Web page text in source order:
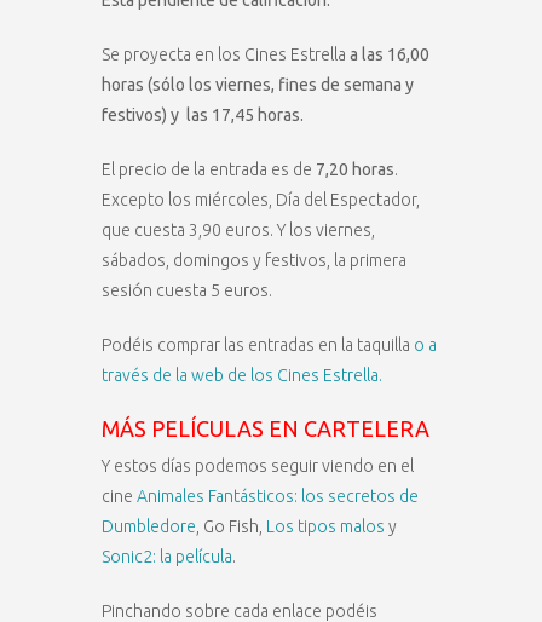
Se proyecta en los Cines Estrella a las 16,00
horas (sólo los viernes, fines de semana y
festivos) y las 17,45 horas.
El precio de la entrada es de 7,20 horas.
Excepto los miércoles, Día del Espectador,
que cuesta 3,90 euros. Y los viernes,
sábados, domingos y festivos, la primera
sesión cuesta 5 euros.
Podéis comprar las entradas en la taquilla o a
través de la web de los Cines Estrella.
MÁS PELÍCULAS EN CARTELERA
Y estos días podemos seguir viendo en el
cine Animales Fantásticos: los secretos de
Dumbledore , Go Fish, Los tipos malos y
Sonic2: la película.
Pinchando sobre cada enlace podéis